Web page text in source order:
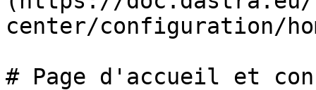
center/configuration/
# Page d'accueil et